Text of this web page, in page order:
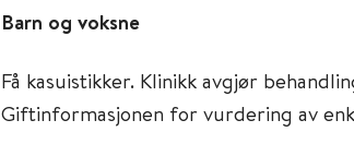
Barn og voksne
Få kasuistikker. Klinikk avgjør
Giftinformasjonen for vurdering av